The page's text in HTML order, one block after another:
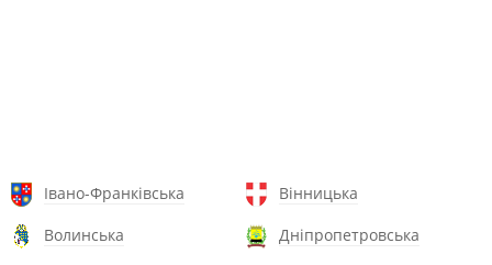
Івано-Франківська
Вінницька
Волинська
Дніпропетровська